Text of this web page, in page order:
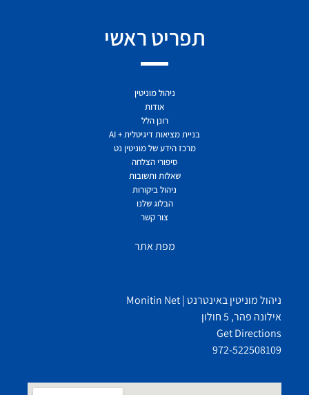
תפריט ראשי
ניהול מוניטין
אודות
רונן הלל
בניית מציאות דיגיטלית + AI
מרכז הידע של מוניטין נט
סיפורי הצלחה
שאלות ותשובות
ניהול ביקורות
הבלוג שלנו
צור קשר
מפת אתר
ניהול מוניטין באינטרנט | Monitin Net
אילונה פהר, 5 חולון
Get Directions
972-522508109